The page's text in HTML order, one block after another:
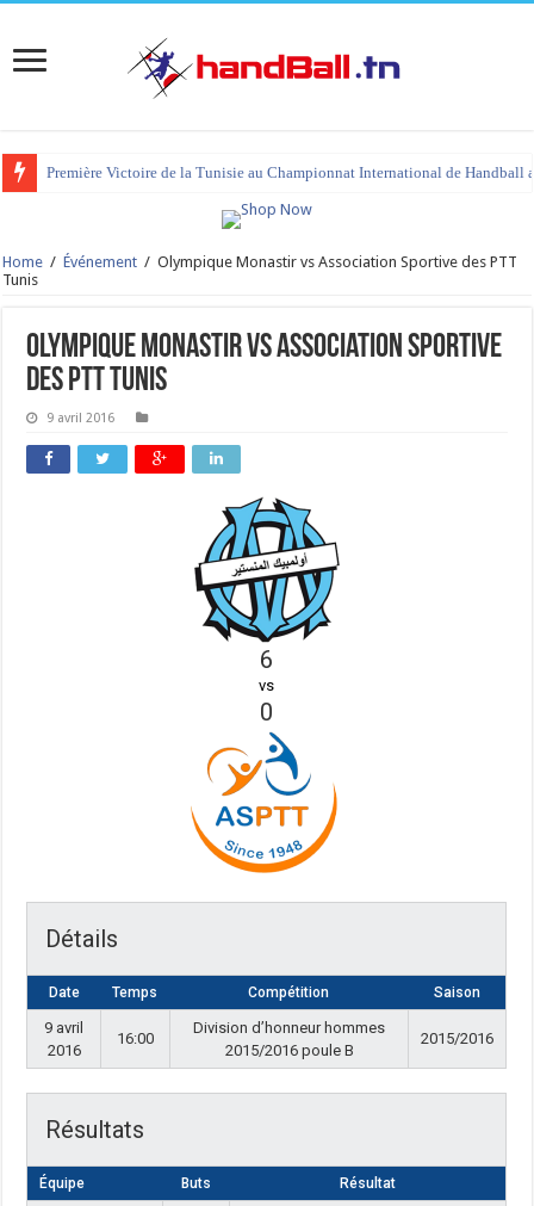
Première Victoire de la Tunisie au Championnat International de Handball
Home / Événement / Olympique Monastir vs Association Sportive des PTT
Tunis
Olympique Monastir vs Association Sportive
des PTT Tunis
9 avril 2016
6
vs
0
Détails
Date Temps Compétition Saison
9 avril
2016
16:00
Division d’honneur hommes
2015/2016 poule B
2015/2016
Résultats
Équipe Buts Résultat